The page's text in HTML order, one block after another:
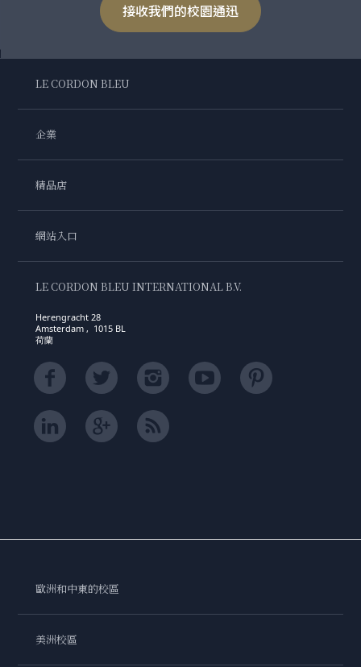
接收我們的校園通迅
LE CORDON BLEU
企業
精品店
網站入口
LE CORDON BLEU INTERNATIONAL B.V.
Herengracht 28
Amsterdam , 1015 BL
荷蘭
歐洲和中東的校區
美洲校區